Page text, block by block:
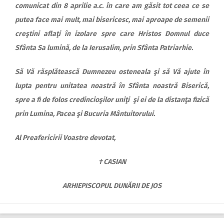
comunicat din 8 aprilie a.c. în care am găsit tot ceea ce se
putea face mai mult, mai bisericesc, mai aproape de semenii
creştini aflaţi în izolare spre care Hristos Domnul duce
Sfânta Sa lumină, de la Ierusalim, prin Sfânta Patriarhie.
Să Vă răsplătească Dumnezeu osteneala şi să Vă ajute în
lupta pentru unitatea noastră în Sfânta noastră Biserică,
spre a fi de folos credincioşilor uniţi şi ei de la distanţa fizică
prin Lumina, Pacea şi Bucuria Mântuitorului.
Al Preafericirii Voastre devotat,
† CASIAN
ARHIEPISCOPUL DUNĂRII DE JOS